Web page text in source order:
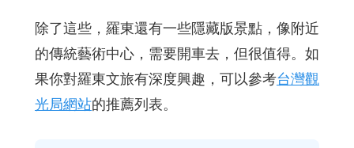
除了這些，羅東還有一些隱藏版景點，像附近
的傳統藝術中心，需要開車去，但很值得。如
果你對羅東文旅有深度興趣，可以參考台灣觀
光局網站的推薦列表。